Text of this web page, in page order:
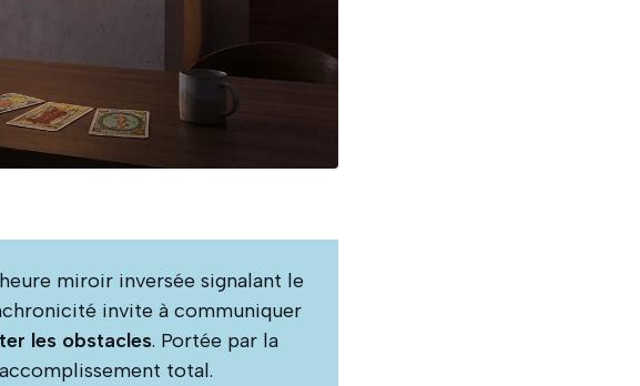
miroir inversée signalant le
invite à communiquer
les obstacles. Portée par la
total.